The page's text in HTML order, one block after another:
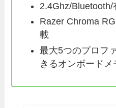
2.4Ghz/
Razer Chroma
載
最大5つのプロフ
きるオンボードメ